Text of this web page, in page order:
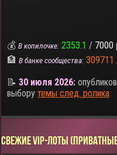
💰В копилочке: 2353.1 / 7000
🏦В банке сообщества: 309711
📝30 июля 2026:
выборутемы след. ролика
СВЕЖИЕ VIP-ЛОТЫ